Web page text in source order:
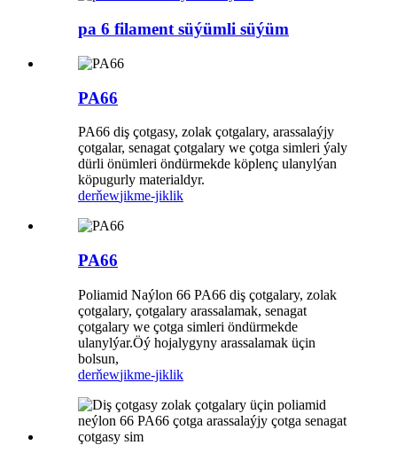
pa 6 filament süýümli süýüm
PA66
PA66 diş çotgasy, zolak çotgalary, arassalaýjy
çotgalar, senagat çotgalary we çotga simleri ýaly
dürli önümleri öndürmekde köplenç ulanylýan
köpugurly materialdyr.
derňewjikme-jiklik
PA66
Poliamid Naýlon 66 PA66 diş çotgalary, zolak
çotgalary, çotgalary arassalamak, senagat
çotgalary we çotga simleri öndürmekde
ulanylýar.Öý hojalygyny arassalamak üçin
bolsun,
derňewjikme-jiklik